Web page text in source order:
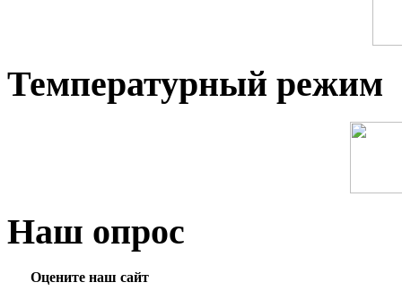
Температурный режим
Наш опрос
Оцените наш сайт